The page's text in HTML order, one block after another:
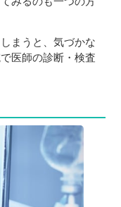
まうと、気づかな
医師の診断・検査